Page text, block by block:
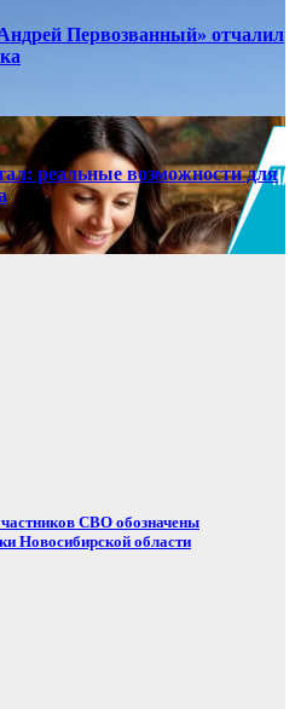
Первозванный» отчалил
реальные возможности для
СВО обозначены
Новосибирской области